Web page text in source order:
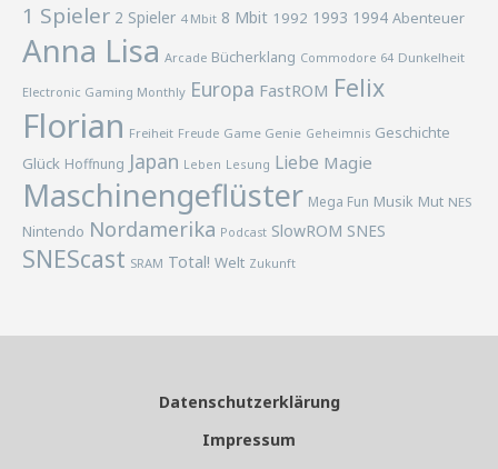
1 Spieler 2 Spieler 4 Mbit 8 Mbit 1992 1993 1994 Abenteuer
Anna Lisa Arcade Bücherklang Commodore 64 Dunkelheit
Electronic Gaming Monthly Europa FastROM Felix
Florian Freiheit Freude Game Genie Geheimnis Geschichte
Glück Hoffnung Japan Leben Lesung Liebe Magie
Maschinengeflüster Mega Fun Musik Mut NES
Nintendo Nordamerika Podcast SlowROM SNES
SNEScast SRAM Total! Welt Zukunft
Datenschutzerklärung
Impressum